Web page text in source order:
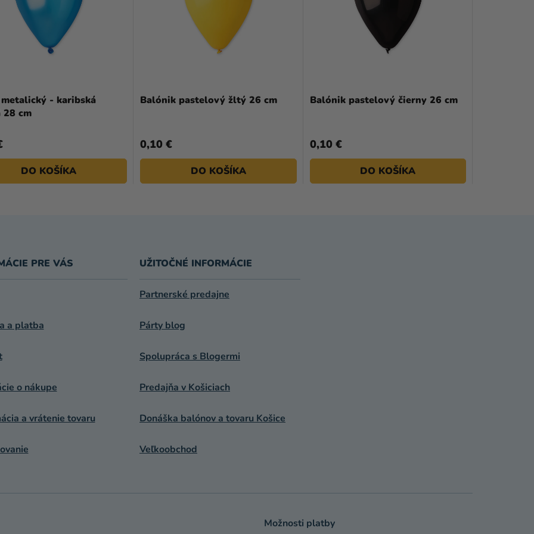
- karibská
28 cm
DO KOŠÍKA
Balónik pastelový žltý 26 cm
0,10 €
DO KOŠÍKA
Balónik pastelový čierny 26 cm
0,10 €
DO KOŠÍKA
PRE VÁS
a platba
o nákupe
a vrátenie tovaru
UŽITOČNÉ INFORMÁCIE
Partnerské predajne
Párty blog
Spolupráca s Blogermi
Predajňa v Košiciach
Donáška balónov a tovaru Košice
Veľkoobchod
Možnosti platby